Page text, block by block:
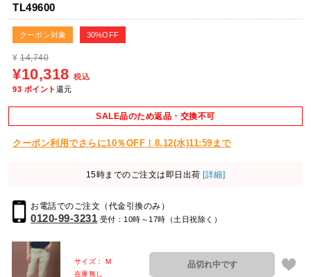
TL49600
クーポン対象 30%OFF
¥ 14,740
¥10,318 税込
93 ポイント 還元
SALE品のため返品・交換不可
クーポン利用でさらに10％OFF！8.12(水)11:59まで
15時までのご注文は即日出荷 [詳細]
お電話でのご注文（代金引換のみ）
0120-99-3231 受付：10時～17時（土日祝除く）
サイズ： M
在庫無し
品切れ中です